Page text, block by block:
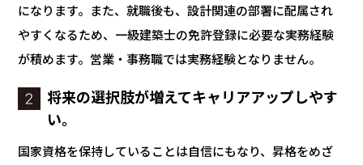
になります。また、就職後も、設計関連の部署に配属され
やすくなるため、一級建築士の免許登録に必要な実務経験
が積めます。営業・事務職では実務経験となりません。
将来の選択肢が増えてキャリアアップしやす
い。
国家資格を保持していることは自信にもなり、昇格をめざ